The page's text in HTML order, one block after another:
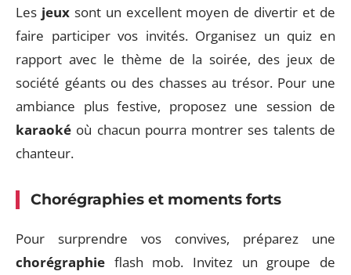
Les jeuxsont un excellent moyen de divertir et de
faire participer vos invités. Organisez un quiz en
rapport avec le thème de la soirée, des jeux de
société géants ou des chasses au trésor. Pour une
ambiance plus festive, proposez une session de
karaoké où chacun pourra montrer ses talents de
chanteur.
Chorégraphies et moments forts
Pour surprendre vos convives, préparez une
chorégraphie flash mob. Invitez un groupe de